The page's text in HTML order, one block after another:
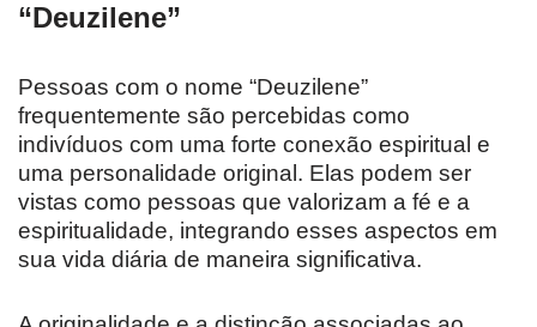
“Deuzilene”
Pessoas com o nome “Deuzilene”
frequentemente são percebidas como
indivíduos com uma forte conexão espiritual e
uma personalidade original. Elas podem ser
vistas como pessoas que valorizam a fé e a
espiritualidade, integrando esses aspectos em
sua vida diária de maneira significativa.